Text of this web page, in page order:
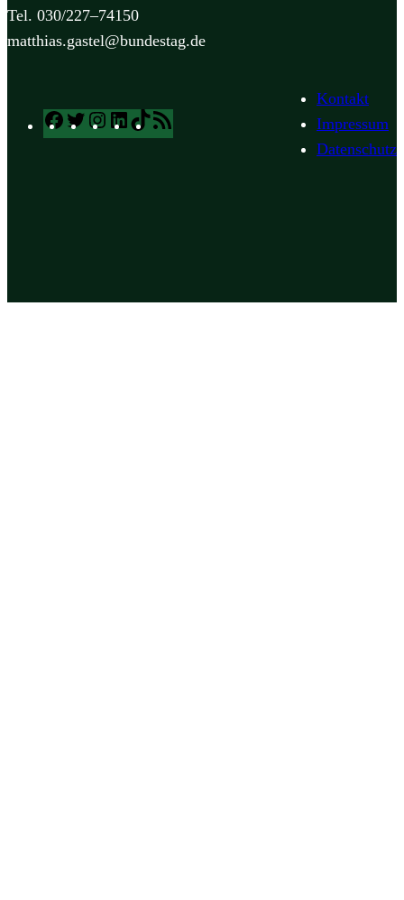
Tel. 030/227–74150
matthias.gastel@bundestag.de
Facebook
TwitterInstagram
LinkedIn
TikTok
Kontakt
Impressum
Datenschutz